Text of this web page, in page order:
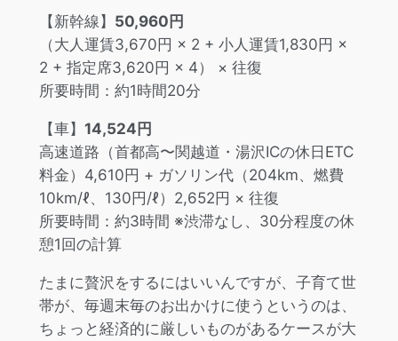
【新幹線】 50,960円
（大人運賃3,670円 × 2 + 小人運賃1,830円 ×
2 + 指定席3,620円 × 4） × 往復
所要時間：約1時間20分
【車】 14,524円
高速道路（首都高〜関越道・湯沢ICの休日ETC
料金）4,610円 + ガソリン代（204km、燃費
10km/ℓ、130円/ℓ）2,652円 × 往復
所要時間：約3時間 ※渋滞なし、30分程度の休
憩1回の計算
たまに贅沢をするにはいいんですが、子育て世
帯が、毎週末毎のお出かけに使うというのは、
ちょっと経済的に厳しいものがあるケースが大